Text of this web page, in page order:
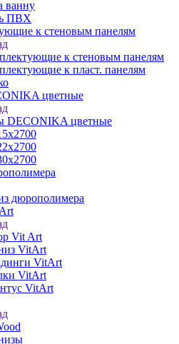
ванну
ПВХ
к стеновым панелям
к стеновым панелям
к пласт. панелям
цветные
DECONIKA цветные
дюрополимера
Vit Art
VitArt
VitArt
VitArt
VitArt